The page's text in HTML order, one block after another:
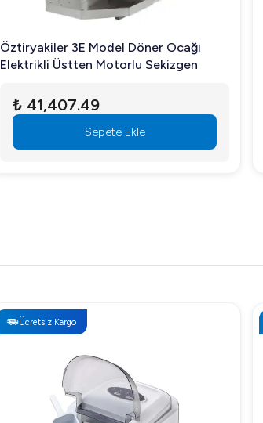
Öztiryakiler 3E Model Döner Ocağı
Elektrikli Üstten Motorlu Sekizgen
₺ 41,407.49
Sepete Ekle
Ücretsiz Kargo